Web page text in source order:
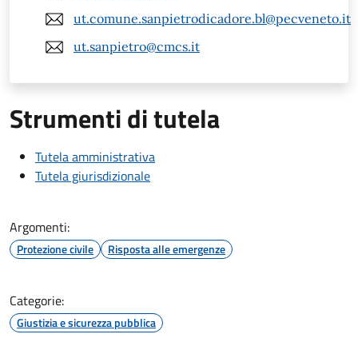
ut.comune.sanpietrodicadore.bl@pecveneto.it
ut.sanpietro@cmcs.it
Strumenti di tutela
Tutela amministrativa
Tutela giurisdizionale
Argomenti:
Protezione civile Risposta alle emergenze
Categorie:
Giustizia e sicurezza pubblica